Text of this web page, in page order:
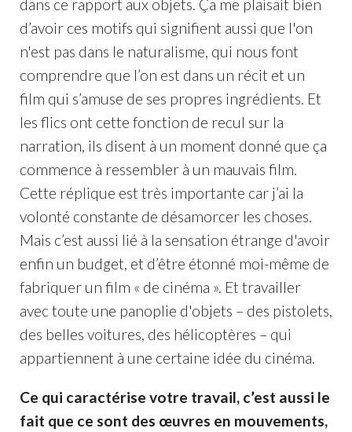
dans ce rapport aux objets. Ça me plaisait bien
d’avoir ces motifs qui signifient aussi que l'on
n'est pas dans le naturalisme, qui nous font
comprendre que l’on est dans un récit et un
film qui s’amuse de ses propres ingrédients. Et
les flics ont cette fonction de recul sur la
narration, ils disent à un moment donné que ça
commence à ressembler à un mauvais film.
Cette réplique est très importante car j’ai la
volonté constante de désamorcer les choses.
Mais c’est aussi lié à la sensation étrange d'avoir
enfin un budget, et d’être étonné moi-même de
fabriquer un film « de cinéma ». Et travailler
avec toute une panoplie d'objets – des pistolets,
des belles voitures, des hélicoptères – qui
appartiennent à une certaine idée du cinéma.
Ce qui caractérise votre travail, c’est aussi le
fait que ce sont des œuvres en mouvements,